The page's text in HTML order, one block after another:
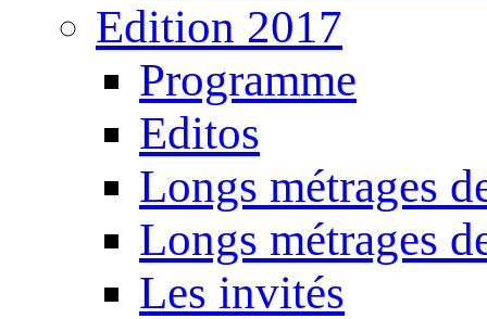
Edition 2017
Programme
Editos
Longs métrages
Longs métrages
Les invités